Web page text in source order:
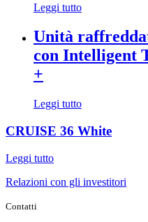
Leggi tutto
Unità
con Intelligent
+
Leggi tutto
CRUISE 36 White
Leggi tutto
Relazioni con gli investitori
Contatti